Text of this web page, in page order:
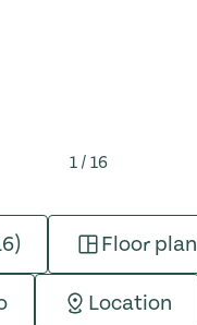
1 / 16
Floor plan
Location